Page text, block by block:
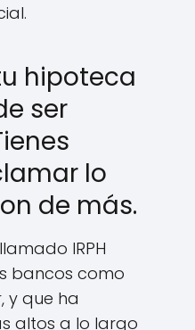
hipoteca
ser
lo
de más.
IRPH
bancos como
y que ha
altos a lo largo